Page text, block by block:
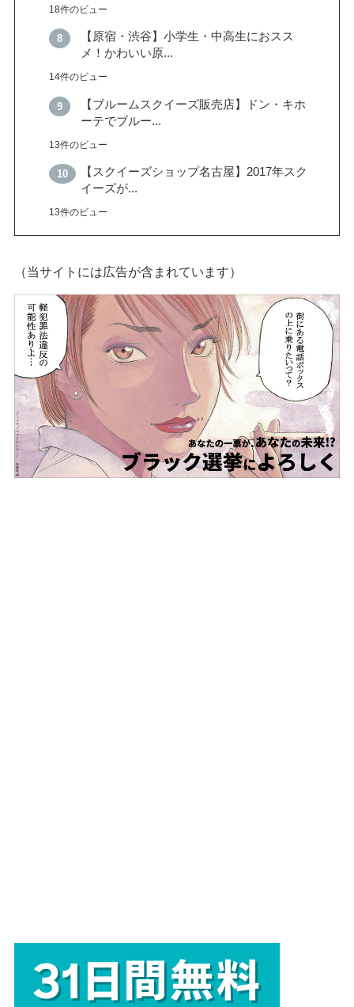
18件のビュー
【原宿・渋谷】小学生・中高生におスス
メ！かわいい原...
14件のビュー
【ブルームスクイーズ販売店】ドン・キホ
ーテでブルー...
13件のビュー
【スクイーズショップ名古屋】2017年スク
イーズが...
13件のビュー
（当サイトには広告が含まれています）